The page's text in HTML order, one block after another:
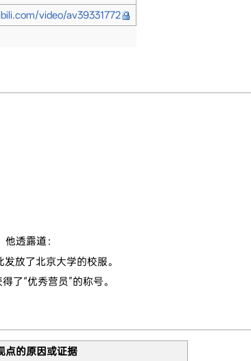
video/av39331772
透露道：
放了北京大学的校服。
了“优秀营员”的称号。
点的原因或证据